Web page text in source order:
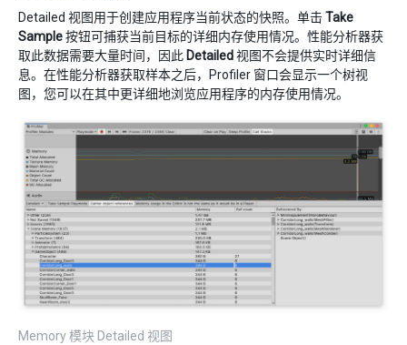
Detailed 视图用于创建应用程序当前状态的快照。单击Take
Sample按钮可捕获当前目标的详细内存使用情况。性能分析器获
取此数据需要大量时间，因此 Detailed视图不会提供实时详细信
息。在性能分析器获取样本之后，Profiler 窗口会显示一个树视
图，您可以在其中更详细地浏览应用程序的内存使用情况。
Memory 模块 Detailed 视图